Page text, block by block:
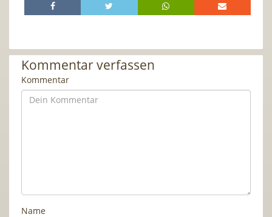
Kommentar verfassen
Kommentar
Name